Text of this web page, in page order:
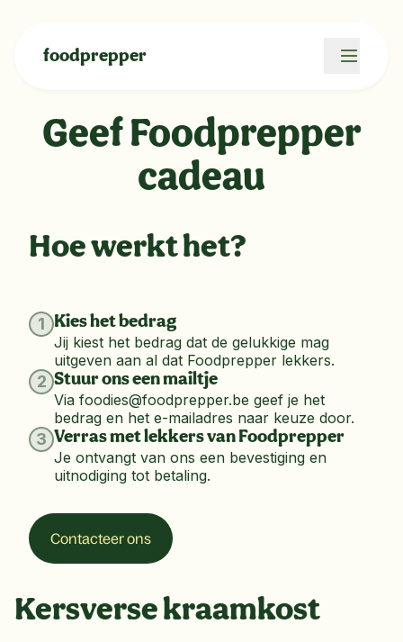
foodprepper
Geef Foodprepper
cadeau
Hoe werkt het?
1 Kies het bedrag
Jij kiest het bedrag dat de gelukkige mag
uitgeven aan al dat Foodprepper lekkers.
2 Stuur ons een mailtje
Via foodies@foodprepper.be geef je het
3 Verras met lekkers van Foodprepper
Je ontvangt van ons een bevestiging en
uitnodiging tot betaling.
Contacteer ons
Kersverse kraamkost